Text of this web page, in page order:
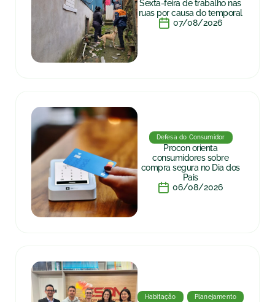
Sexta-feira de trabalho nas
ruas por causa do temporal
07/08/2026
Defesa do Consumidor
Procon orienta
consumidores sobre
compra segura no Dia dos
Pais
06/08/2026
Habitação Planejamento